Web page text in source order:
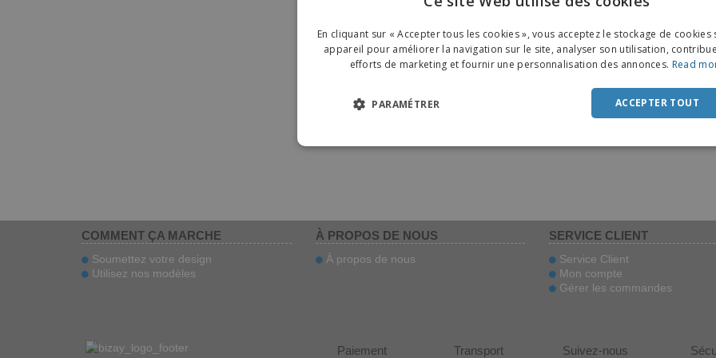
COMMENT ÇA MARCHE
Soumettez votre design
Utilisez nos modèles
À PROPOS DE NOUS
À propos de nous
SERVICE CLIENT
Service Client
Mon compte
Gérer les commandes
Paiement Transport Suivez-nous
En cliquant sur « Accepter tous les cookies », vous acceptez le stockage de cookies
appareil pour améliorer la navigation sur le site, analyser son utilisation,
efforts de marketing et fournir une personnalisation des annonces. Read
ACCEPTER TOUT
PARAMÉTRER